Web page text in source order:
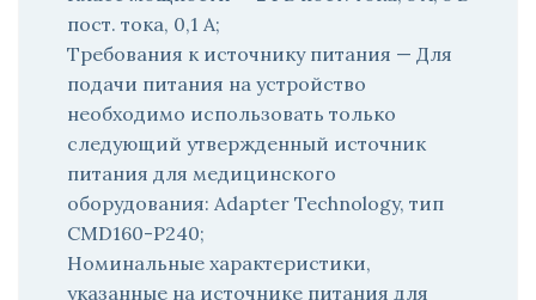
пост. тока, 0,1 А;
Требования к источнику питания — Для
подачи питания на устройство
необходимо использовать только
следующий утвержденный источник
питания для медицинского
оборудования: Adapter Technology, тип
CMD160-P240;
Номинальные характеристики,
указанные на источнике питания для